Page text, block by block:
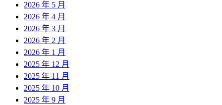
2026 年 5 月
2026 年 4 月
2026 年 3 月
2026 年 2 月
2026 年 1 月
2025 年 12 月
2025 年 11 月
2025 年 10 月
2025 年 9 月